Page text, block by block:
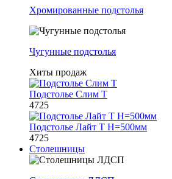
Хромированные подстолья
Чугунные подстолья
Хиты продаж
Подстолье Слим Т
4725
Подстолье Лайт Т H=500мм
4725
Столешницы